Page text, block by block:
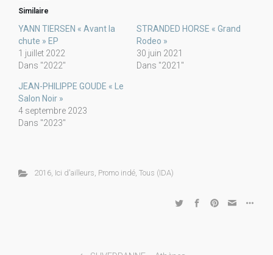
Similaire
YANN TIERSEN « Avant la
chute » EP
1 juillet 2022
Dans "2022"
STRANDED HORSE « Grand
Rodeo »
30 juin 2021
Dans "2021"
JEAN-PHILIPPE GOUDE « Le
Salon Noir »
4 septembre 2023
Dans "2023"
2016, Ici d'ailleurs, Promo indé, Tous (IDA)